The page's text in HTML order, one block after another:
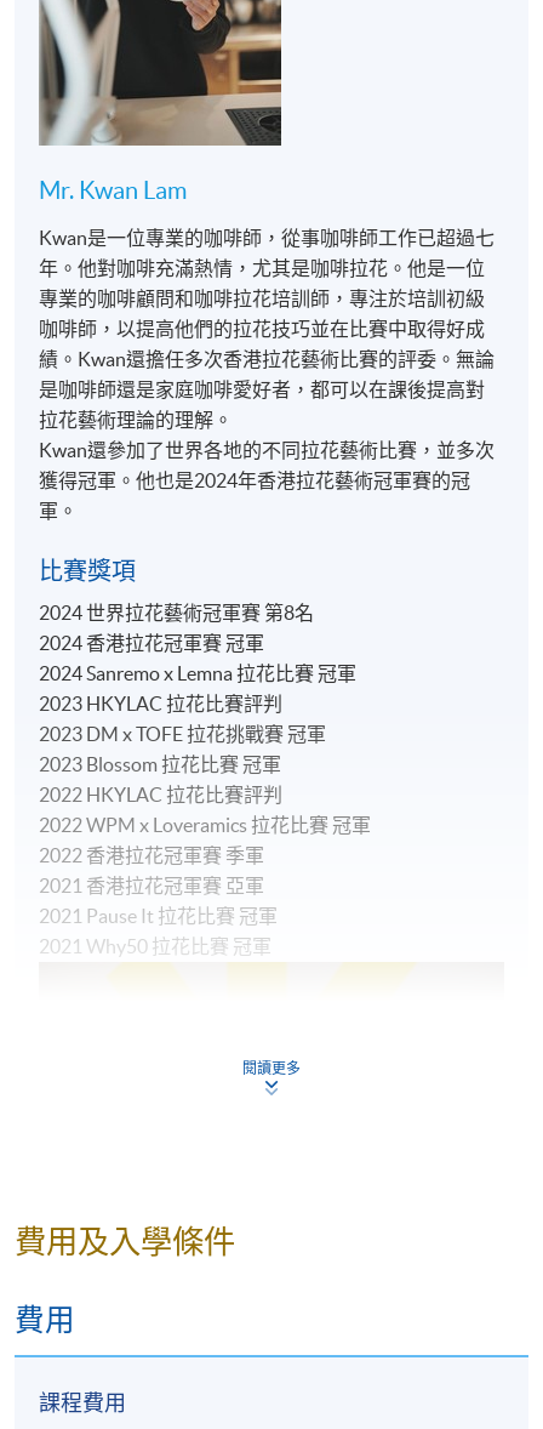
後，畢業生將獲得香港大學專業進修學院（HKU
SPACE）按香港大學體制頒發「修讀證明書」
(Statement Of Attendance)。
教學語言
報名代碼 2360-1309NW
地點
九龍西分校
F&B Education Hub @ KWC
Mr. Kwan Lam
Kwan是一位專業的咖啡師，從事咖啡師工作已超過七
年。他對咖啡充滿熱情，尤其是咖啡拉花。他是一位
專業的咖啡顧問和咖啡拉花培訓師，專注於培訓初級
咖啡師，以提高他們的拉花技巧並在比賽中取得好成
績。Kwan還擔任多次香港拉花藝術比賽的評委。無論
是咖啡師還是家庭咖啡愛好者，都可以在課後提高對
拉花藝術理論的理解。
Kwan還參加了世界各地的不同拉花藝術比賽，並多次
獲得冠軍。他也是2024年香港拉花藝術冠軍賽的冠
軍。
比賽獎項
2024 世界拉花藝術冠軍賽 第8名
2024 香港拉花冠軍賽 冠軍
2024 Sanremo x Lemna 拉花比賽 冠軍
2023 HKYLAC 拉花比賽評判
2023 DM x TOFE 拉花挑戰賽 冠軍
2023 Blossom 拉花比賽 冠軍
2022 HKYLAC 拉花比賽評判
2022 WPM x Loveramics 拉花比賽 冠軍
2022 香港拉花冠軍賽 季軍
2021 香港拉花冠軍賽 亞軍
2021 Pause It 拉花比賽 冠軍
2021 Why50 拉花比賽 冠軍
閱讀更多
費用及入學條件
費用
課程費用